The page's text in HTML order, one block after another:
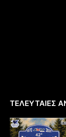
ΤΕΛΕΥΤΑΙΕΣ